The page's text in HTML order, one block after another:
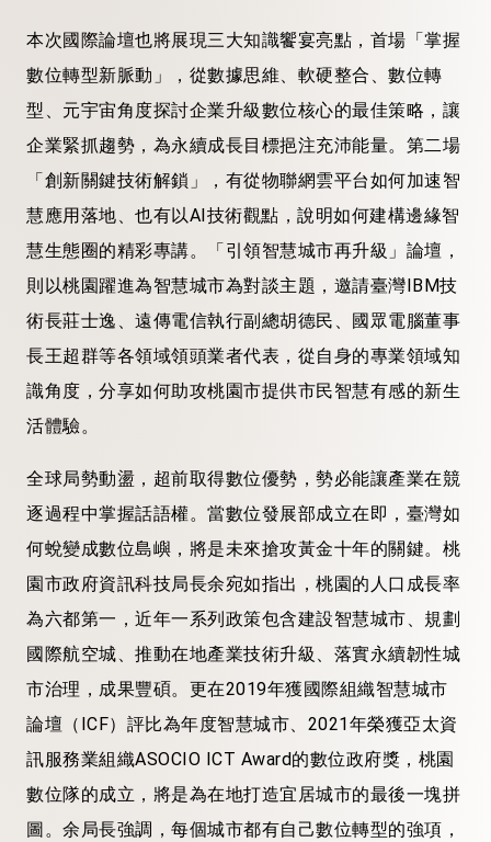
本次國際論壇也將展現三大知識饗宴亮點，首場「掌握
數位轉型新脈動」，從數據思維、軟硬整合、數位轉
型、元宇宙角度探討企業升級數位核心的最佳策略，讓
企業緊抓趨勢，為永續成長目標挹注充沛能量。第二場
「創新關鍵技術解鎖」，有從物聯網雲平台如何加速智
慧應用落地、也有以AI技術觀點，說明如何建構邊緣智
慧生態圈的精彩專講。「引領智慧城市再升級」論壇，
則以桃園躍進為智慧城市為對談主題，邀請臺灣IBM技
術長莊士逸、遠傳電信執行副總胡德民、國眾電腦董事
長王超群等各領域領頭業者代表，從自身的專業領域知
識角度，分享如何助攻桃園市提供市民智慧有感的新生
活體驗。
全球局勢動盪，超前取得數位優勢，勢必能讓產業在競
逐過程中掌握話語權。當數位發展部成立在即，臺灣如
何蛻變成數位島嶼，將是未來搶攻黃金十年的關鍵。桃
園市政府資訊科技局長余宛如指出，桃園的人口成長率
為六都第一，近年一系列政策包含建設智慧城市、規劃
國際航空城、推動在地產業技術升級、落實永續韌性城
市治理，成果豐碩。更在2019年獲國際組織智慧城市
論壇（ICF）評比為年度智慧城市、2021年榮獲亞太資
訊服務業組織ASOCIO ICT Award的數位政府獎，桃園
數位隊的成立，將是為在地打造宜居城市的最後一塊拼
圖。余局長強調，每個城市都有自己數位轉型的強項，